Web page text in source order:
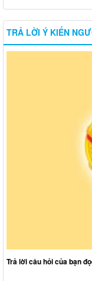
TRẢ LỜI Ý KIẾN
Trả lời câu hỏi của bạn